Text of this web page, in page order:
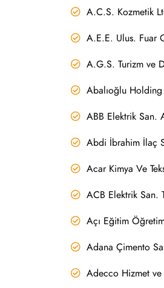
A.C.S. Kozmetik
A.E.E. Ulus. Fuar
A.G.S. Turizm ve
Abalıoğlu
ABB Elektrik San.
Abdi İbrahim İlaç
Acar Kimya Ve
ACB Elektrik San.
Açı Eğitim
Adana Çimento
Adecco Hizmet ve